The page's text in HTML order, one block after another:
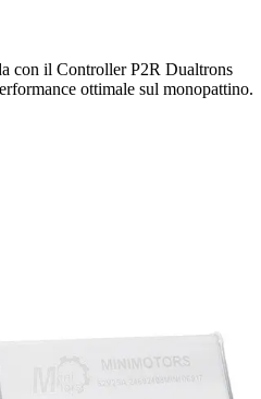
con il Controller P2R Dualtrons
ottimale sul monopattino.